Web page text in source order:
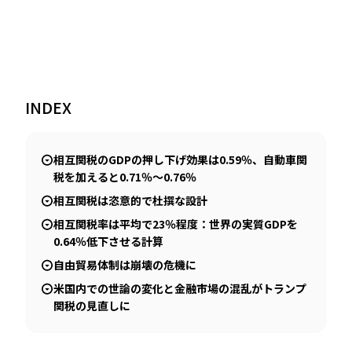
INDEX
相互関税のGDPの押し下げ効果は0.59％、自動車関
税を加えると0.71％～0.76％
相互関税は恣意的で杜撰な設計
相互関税率は平均で23％程度：世界の実質GDPを
0.64％低下させる計算
自由貿易体制は崩壊の危機に
米国内での世論の変化と金融市場の混乱がトランプ
関税の見直しに